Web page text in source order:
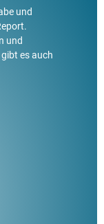
und
und
es auch